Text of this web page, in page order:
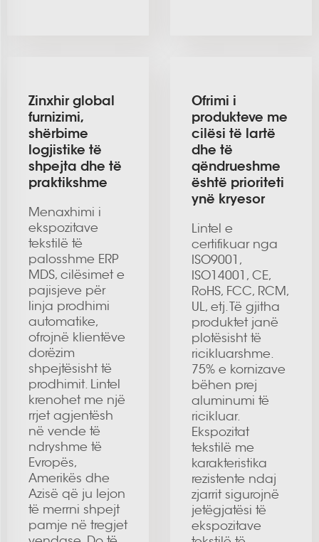
Zinxhir global
furnizimi,
shërbime
logjistike të
shpejta dhe të
praktikshme
Menaxhimi i
ekspozitave
tekstilë të
palosshme ERP
MDS, cilësimet e
pajisjeve për
linja prodhimi
automatike,
ofrojnë klientëve
dorëzim
shpejtësisht të
prodhimit. Lintel
krenohet me një
rrjet agjentësh
në vende të
ndryshme të
Evropës,
Amerikës dhe
Azisë që ju lejon
të merrni shpejt
pamje në tregjet
Ofrimi i
produkteve me
cilësi të lartë
dhe të
qëndrueshme
është prioriteti
ynë kryesor
Lintel e
certifikuar nga
ISO9001,
ISO14001, CE,
RoHS, FCC, RCM,
UL, etj. Të gjitha
produktet janë
plotësisht të
ricikluarshme.
75% e kornizave
bëhen prej
aluminumi të
ricikluar.
Ekspozitat
tekstilë me
karakteristika
rezistente ndaj
zjarrit sigurojnë
jetëgjatësi të
ekspozitave